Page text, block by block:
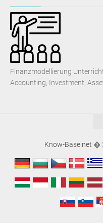
Finanzmodellierung
Accounting, Investment,
Know-Base.net �